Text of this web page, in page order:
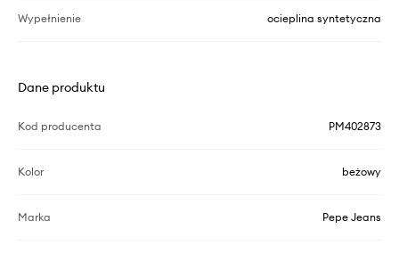
Wypełnienie ocieplina syntetyczna
Dane produktu
Kod producenta PM402873
Kolor beżowy
Marka Pepe Jeans